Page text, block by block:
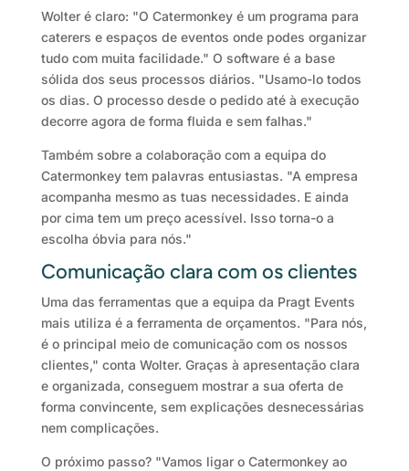
Wolter é claro: "O Catermonkey é um programa para
caterers e espaços de eventos onde podes organizar
tudo com muita facilidade." O software é a base
sólida dos seus processos diários. "Usamo-lo todos
os dias. O processo desde o pedido até à execução
decorre agora de forma fluida e sem falhas."
Também sobre a colaboração com a equipa do
Catermonkey tem palavras entusiastas. "A empresa
acompanha mesmo as tuas necessidades. E ainda
por cima tem um preço acessível. Isso torna-o a
escolha óbvia para nós."
Comunicação clara com os clientes
Uma das ferramentas que a equipa da Pragt Events
mais utiliza é a ferramenta de orçamentos. "Para nós,
é o principal meio de comunicação com os nossos
clientes," conta Wolter. Graças à apresentação clara
e organizada, conseguem mostrar a sua oferta de
forma convincente, sem explicações desnecessárias
nem complicações.
O próximo passo? "Vamos ligar o Catermonkey ao